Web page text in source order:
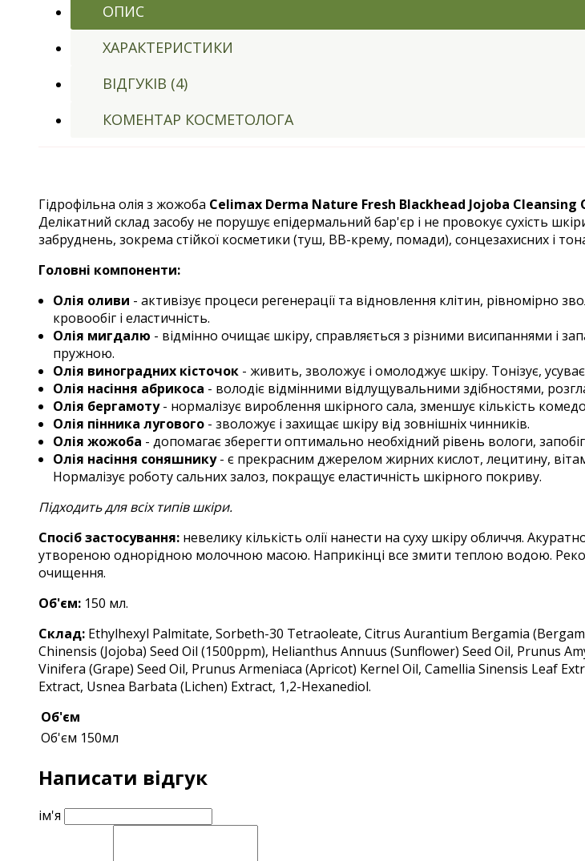
ОПИС
ХАРАКТЕРИСТИКИ
ВІДГУКІВ (4)
КОМЕНТАР КОСМЕТОЛОГА
Гідрофільна олія з жожоба Celimax Derma Nature Fresh Blackhead Jojoba Cleansing
Делікатний склад засобу не порушує епідермальний бар'єр і не провокує сухість
забруднень, зокрема стійкої косметики (туш, ВВ-крему, помади), сонцезахисних і
Головні компоненти:
Олія оливи - активізує процеси регенерації та відновлення клітин, рівномірно
кровообіг і еластичність.
Олія мигдалю - відмінно очищає шкіру, справляється з різними висипаннями і
пружною.
Олія виноградних кісточок- живить, зволожує і омолоджує шкіру. Тонізує, усуває
Олія насіння абрикоса - володіє відмінними відлущувальними здібностями,
Олія бергамоту- нормалізує вироблення шкірного сала, зменшує кількість
Олія пінника лугового- зволожує і захищає шкіру від зовнішніх чинників.
Олія жожоба - допомагає зберегти оптимально необхідний рівень вологи,
Олія насіння соняшнику- є прекрасним джерелом жирних кислот, лецитину,
Нормалізує роботу сальних залоз, покращує еластичність шкірного покриву.
Підходить для всіх типів шкіри.
Спосіб застосування: невелику кількість олії нанести на суху шкіру обличчя.
утвореною однорідною молочною масою. Наприкінці все змити теплою водою.
очищення.
Об'єм: 150 мл.
Склад: Ethylhexyl Palmitate, Sorbeth-30 Tetraoleate, Citrus Aurantium Bergamia
Chinensis (Jojoba) Seed Oil (1500ppm), Helianthus Annuus (Sunflower) Seed Oil, Prunus
Vinifera (Grape) Seed Oil, Prunus Armeniaca (Apricot) Kernel Oil, Camellia Sinensis Leaf
Extract, Usnea Barbata (Lichen) Extract, 1,2-Hexanediol.
Об'єм
Об'єм 150мл
Написати відгук
ім'я